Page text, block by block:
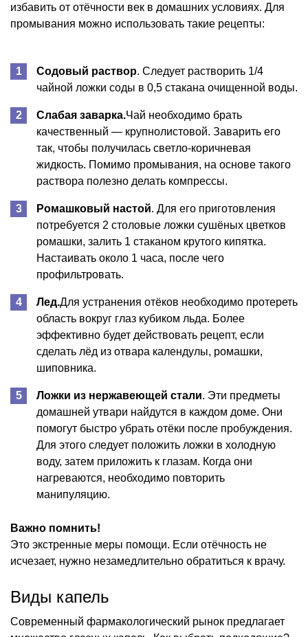
избавить от отёчности век в домашних условиях. Для
промывания можно использовать такие рецепты:
Содовый раствор. Следует растворить 1/4
чайной ложки соды в 0,5 стакана очищенной воды.
Слабая заварка.Чай необходимо брать
качественный — крупнолистовой. Заварить его
так, чтобы получилась светло-коричневая
жидкость. Помимо промывания, на основе такого
раствора полезно делать компрессы.
Ромашковый настой. Для его приготовления
потребуется 2 столовые ложки сушёных цветков
ромашки, залить 1 стаканом крутого кипятка.
Настаивать около 1 часа, после чего
профильтровать.
Лед.Для устранения отёков необходимо протереть
область вокруг глаз кубиком льда. Более
эффективно будет действовать рецепт, если
сделать лёд из отвара календулы, ромашки,
шиповника.
Ложки из нержавеющей стали. Эти предметы
домашней утвари найдутся в каждом доме. Они
помогут быстро убрать отёки после пробуждения.
Для этого следует положить ложки в холодную
воду, затем приложить к глазам. Когда они
нагреваются, необходимо повторить
манипуляцию.
Важно помнить!
Это экстренные меры помощи. Если отёчность не
исчезает, нужно незамедлительно обратиться к врачу.
Виды капель
Современный фармакологический рынок предлагает